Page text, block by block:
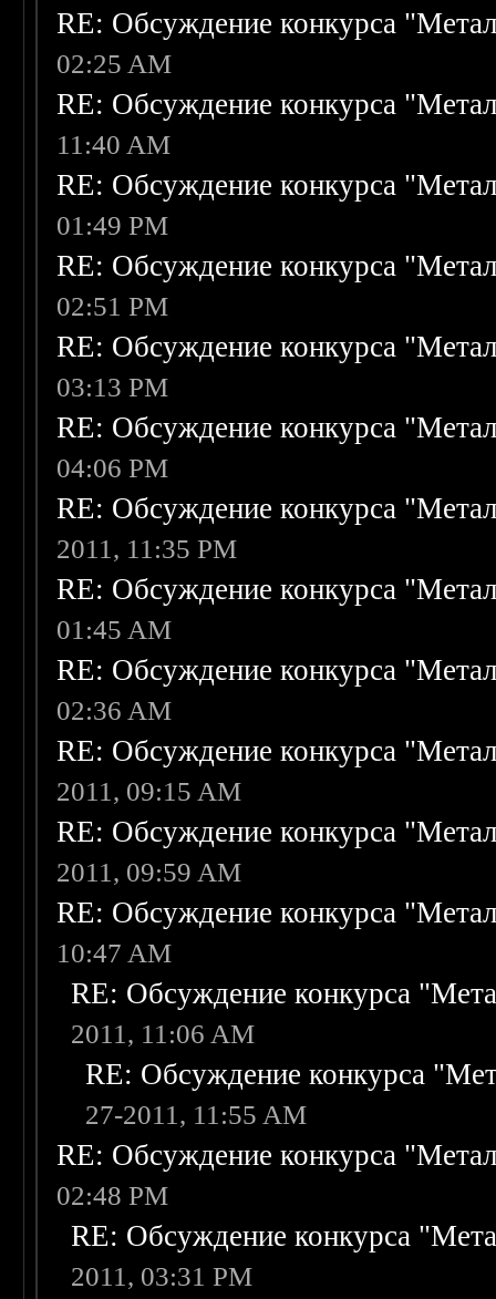
RE: Обсуждение конкурса
02:25 AM
RE: Обсуждение конкурса
11:40 AM
RE: Обсуждение конкурса
01:49 PM
RE: Обсуждение конкурса
02:51 PM
RE: Обсуждение конкурса
03:13 PM
RE: Обсуждение конкурса
04:06 PM
RE: Обсуждение конкурса
2011, 11:35 PM
RE: Обсуждение конкурса
01:45 AM
RE: Обсуждение конкурса
02:36 AM
RE: Обсуждение конкурса
2011, 09:15 AM
RE: Обсуждение конкурса
2011, 09:59 AM
RE: Обсуждение конкурса
10:47 AM
RE: Обсуждение конкурса
2011, 11:06 AM
RE: Обсуждение конкурса
27-2011, 11:55 AM
RE: Обсуждение конкурса
02:48 PM
RE: Обсуждение конкурса
2011, 03:31 PM